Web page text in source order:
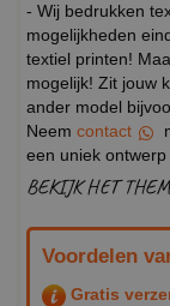
- Wij bedrukken
mogelijkheden
textiel printen!
mogelijk! Zit jouw
ander model
Neem contact
een uniek
BEKIJK HET
Voordelen
Gratis